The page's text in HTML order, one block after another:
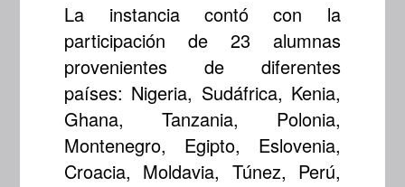
La instancia contó con la
participación de 23 alumnas
provenientes de diferentes
países: Nigeria, Sudáfrica, Kenia,
Ghana, Tanzania, Polonia,
Montenegro, Egipto, Eslovenia,
Croacia, Moldavia, Túnez, Perú,